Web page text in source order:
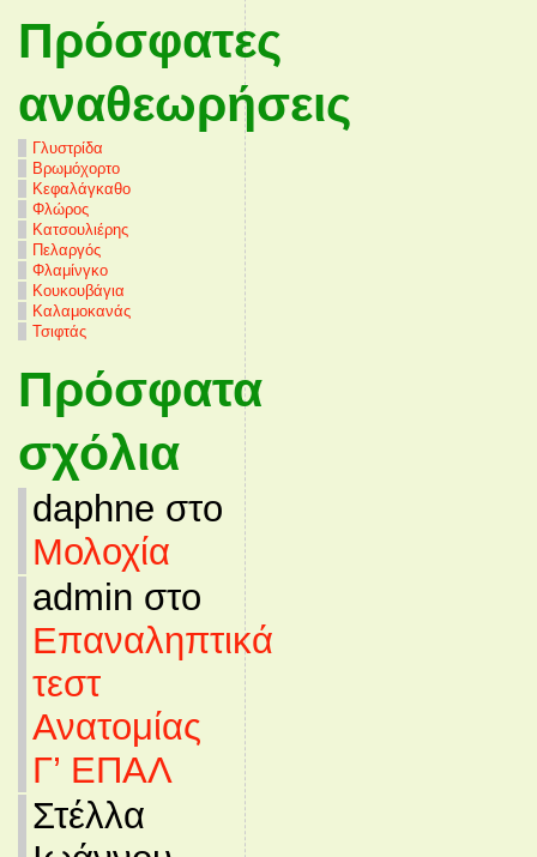
Πρόσφατες
αναθεωρήσεις
Γλυστρίδα
Βρωμόχορτο
Κεφαλάγκαθο
Φλώρος
Κατσουλιέρης
Πελαργός
Φλαμίνγκο
Κουκουβάγια
Καλαμοκανάς
Τσιφτάς
Πρόσφατα
σχόλια
daphne στο
Μολοχία
admin στο
Επαναληπτικά
τεστ
Ανατομίας
Γ’ ΕΠΑΛ
Στέλλα